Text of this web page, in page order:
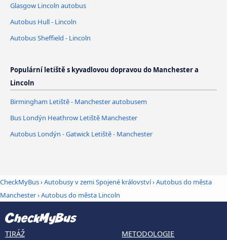
Glasgow Lincoln autobus
Autobus Hull - Lincoln
Autobus Sheffield - Lincoln
Populární letiště s kyvadlovou dopravou do Manchester a
Lincoln
Birmingham Letiště - Manchester autobusem
Bus Londýn Heathrow Letiště Manchester
Autobus Londýn - Gatwick Letiště - Manchester
CheckMyBus›Autobusy v zemi Spojené království›Autobus do města
Manchester›Autobus do města Lincoln
TIRÁŽ METODOLOGIE